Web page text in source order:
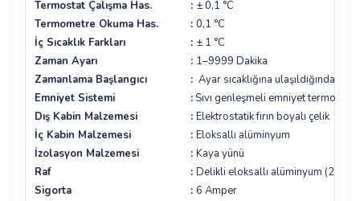
Termostat Çalışma Has.
: ± 0,1 °C
Termometre Okuma Has.
: 0,1 °C
İç Sıcaklık Farkları
: ± 1 °C
Zaman Ayarı
: 1–9999 Dakika
Zamanlama Başlangıcı
: Ayar sıcaklığına ulaşıldığında
Emniyet Sistemi
: Sıvı genleşmeli emniyet
Dış Kabin Malzemesi
: Elektrostatik fırın boyalı çelik
İç Kabin Malzemesi
: Eloksallı alüminyum
İzolasyon Malzemesi
: Kaya yünü
Raf
: Delikli eloksallı alüminyum (2
Sigorta
: 6 Amper